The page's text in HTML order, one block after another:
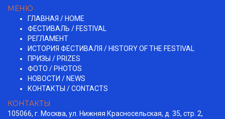
МЕНЮ
ГЛАВНАЯ / HOME
ФЕСТИВАЛЬ / FESTIVAL
РЕГЛАМЕНТ
ИСТОРИЯ ФЕСТИВАЛЯ / HISTORY OF THE FESTIVAL
ПРИЗЫ / PRIZES
ФОТО / PHOTOS
НОВОСТИ / NEWS
КОНТАКТЫ / СONTACTS
КОНТАКТЫ
105066, г. Москва, ул. Нижняя Красносельская, д. 35, стр. 2,